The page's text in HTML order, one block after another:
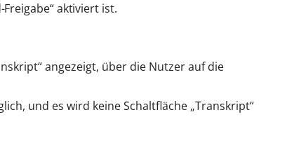
aktiviert ist.
angezeigt, über die Nutzer auf die
und es wird keine Schaltfläche „Transkript“